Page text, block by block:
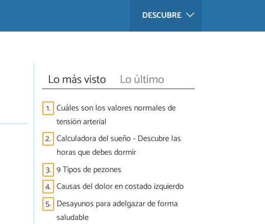
DESCUBRE
Lo más visto Lo último
1. Cuáles son los valores normales de
tensión arterial
2. Calculadora del sueño - Descubre las
horas que debes dormir
3. 9 Tipos de pezones
4. Causas del dolor en costado izquierdo
5. Desayunos para adelgazar de forma
saludable